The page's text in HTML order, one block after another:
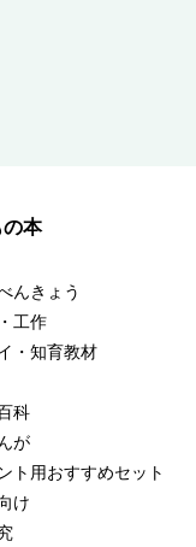
の本
んきょう
工作
・知育教材
科
が
ト用おすすめセット
け